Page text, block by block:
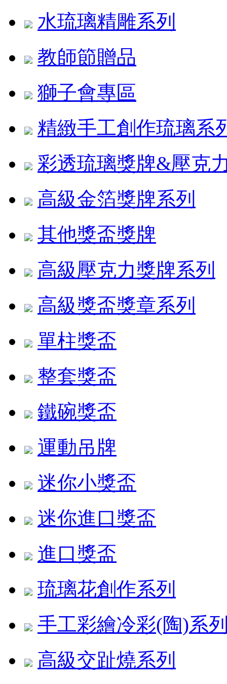
水琉璃精雕系列
教師節贈品
獅子會專區
精緻手工創作琉璃系
彩透琉璃獎牌&壓克
高級金箔獎牌系列
其他獎盃獎牌
高級壓克力獎牌系列
高級獎盃獎章系列
單柱獎盃
整套獎盃
鐵碗獎盃
運動吊牌
迷你小獎盃
迷你進口獎盃
進口獎盃
琉璃花創作系列
手工彩繪冷彩(陶)系
高級交趾燒系列